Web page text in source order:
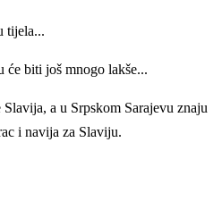
tijela...
će biti još mnogo lakše...
a u Srpskom Sarajevu znaju
i navija za Slaviju.